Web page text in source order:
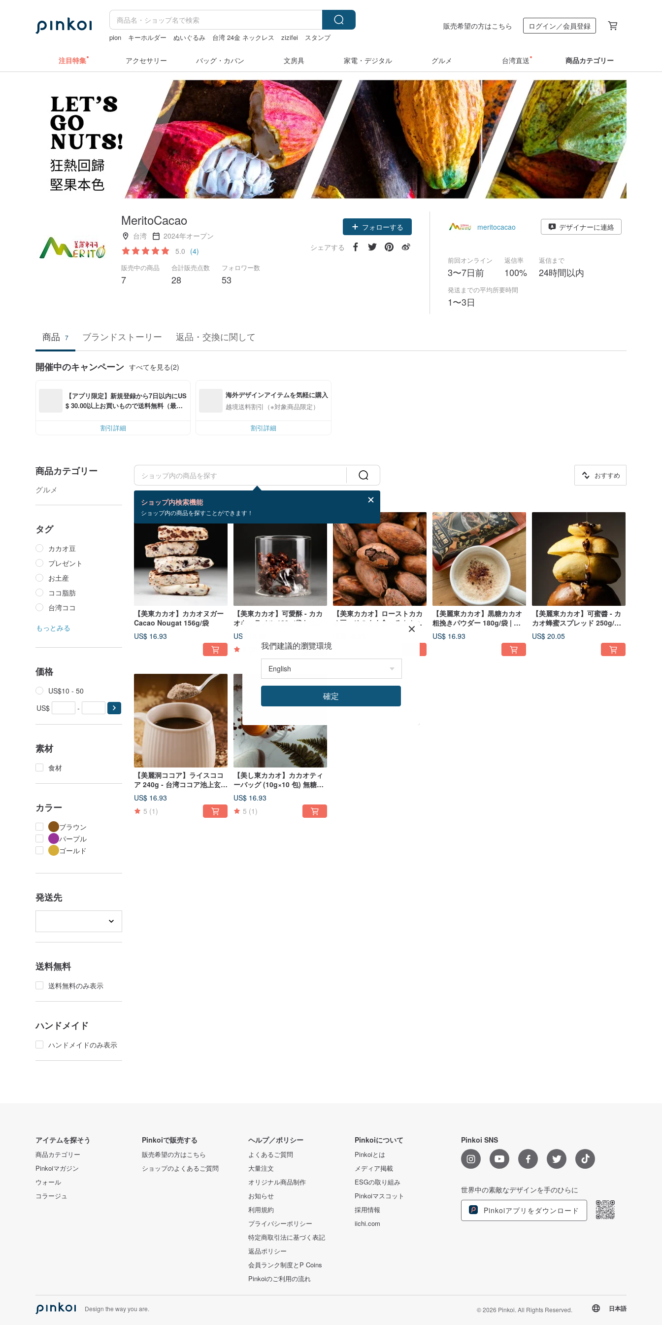
pion キーホルダー ぬいぐるみ 台湾 24金 ネックレス zizifei
スタンプ
販売希望の方はこちら ログイン／会員登録
注目特集 アクセサリー バッグ・カバン 文房具 家電・デジタル グルメ 台湾直送 商品カテゴリー
MeritoCacao
台湾
2024年オープン
5.0 (4)
販売中の商品
7
合計販売点数
28
フォロワー数
53
フォローする
シェアする
meritocacao デザイナーに連絡
前回オンライン
3〜7日前
返信率
100%
返信まで
24時間以内
発送までの平均所要時間
1〜3日
商品 7 ブランドストーリー 返品・交換に関して
開催中のキャンペーン すべてを見る(2)
【アプリ限定】新規登録から7日以内にUS
$ 30.00以上お買いもので送料無料（最大U
割引詳細
海外デザインアイテムを気軽に購入
越境送料割引（※対象商品限定）
割引詳細
商品カテゴリー
グルメ
タグ
カカオ豆
プレゼント
お土産
ココ脂肪
台湾ココ
もっとみる
価格
US$10 - 50
US$
-
素材
食材
カラー
ブラウン
パープル
ゴールド
発送先
送料無料
送料無料のみ表示
ハンドメイド
ハンドメイドのみ表示
ショップ内検索機能
ショップ内の商品を探すことができます！
おすすめ
検索結果：7 件
【美東カカオ】カカオヌガー
Cacao Nougat 156g/袋
US$ 16.93
【美東カカオ】可愛酥 - カカ
オキャラメル 120g/袋 | コー
ヒーデザート おつまみ
US$ 16.93
【美東カカオ】ローストカカ
オ豆 - そのまま食べるカカオ
ナッツ 150g/袋 100% 無糖・
【美麗東カカオ】黒糖カカオ
粗挽きパウダー 180g/袋 | ベ
ーキング デザート 職人御用達
US$ 16.93
【美麗東カカオ】可蜜醬 - カ
カオ蜂蜜スプレッド 250g/瓶
太麻里森林蜜
US$ 20.05
【美麗洞ココア】ライスココ
ア 240g - 台湾ココア池上玄米
は、温かいものでも冷たいも
のでも朝食に最適です。
US$ 16.93
5 (1)
【美し東カカオ】カカオティ
ーバッグ (10g×10 包) 無糖チ
ョコレートティー 低カフェイ
ン
US$ 16.93
5 (1)
アイテムを探そう
商品カテゴリー
Pinkoiマガジン
ウォール
コラージュ
Pinkoiで販売する
販売希望の方はこちら
ショップのよくあるご質問
ヘルプ／ポリシー
よくあるご質問
大量注文
オリジナル商品制作
お知らせ
利用規約
プライバシーポリシー
特定商取引法に基づく表記
返品ポリシー
会員ランク制度とP Coins
Pinkoiのご利用の流れ
Pinkoiについて
Pinkoiとは
メディア掲載
ESGの取り組み
Pinkoiマスコット
採用情報
iichi.com
Pinkoi SNS
世界中の素敵なデザインを手のひらに
Pinkoiアプリをダウンロード
Design the way you are. © 2026 Pinkoi. All Rights Reserved. 日本語
我們建議的瀏覽環境
確定